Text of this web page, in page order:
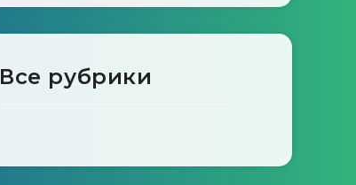
Все рубрики